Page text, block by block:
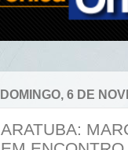
DOMINGO, 6 DE
ARATUBA: